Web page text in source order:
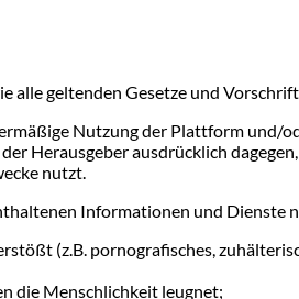
alle geltenden Gesetze und
Nutzung der Plattform
Herausgeber ausdrücklich
nutzt.
Informationen und Dienste
(z.B. pornografisches,
die Menschlichkeit leugnet;